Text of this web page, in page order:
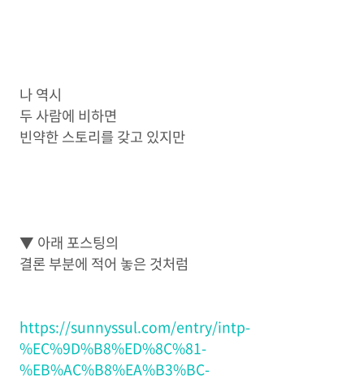
나 역시
두 사람에 비하면
빈약한 스토리를 갖고 있지만
▼ 아래 포스팅의
결론 부분에 적어 놓은 것처럼
https://sunnyssul.com/entry/intp-
%EC%9D%B8%ED%8C%81-
%EB%AC%B8%EA%B3%BC-